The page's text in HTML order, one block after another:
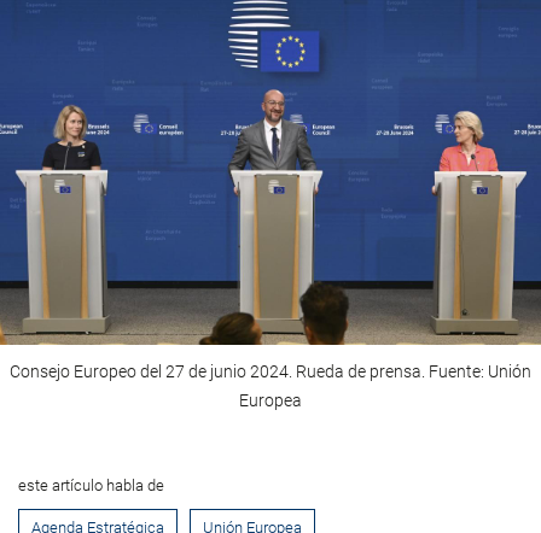
Consejo Europeo del 27 de junio 2024. Rueda de prensa. Fuente: Unión
Europea
este artículo habla de
Agenda Estratégica Unión Europea